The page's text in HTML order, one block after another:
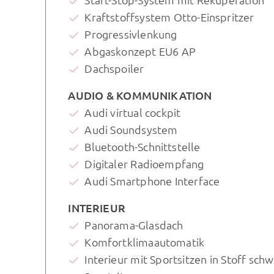
Kraftstoffsystem Otto-Einspritzer
Progressivlenkung
Abgaskonzept EU6 AP
Dachspoiler
AUDIO & KOMMUNIKATION
Audi virtual cockpit
Audi Soundsystem
Bluetooth-Schnittstelle
Digitaler Radioempfang
Audi Smartphone Interface
INTERIEUR
Panorama-Glasdach
Komfortklimaautomatik
Interieur mit Sportsitzen in Stoff